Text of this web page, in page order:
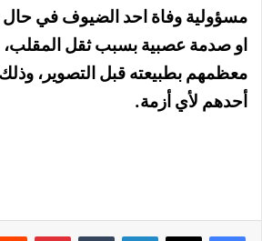
مسؤولية وفاة احد الضيوف في حال
او صدمة عصبية بسبب ثقل المقلب،
معظمهم بطبيعته قبل التصوير،
أحدهم لأي أزمة.
لينكدإن